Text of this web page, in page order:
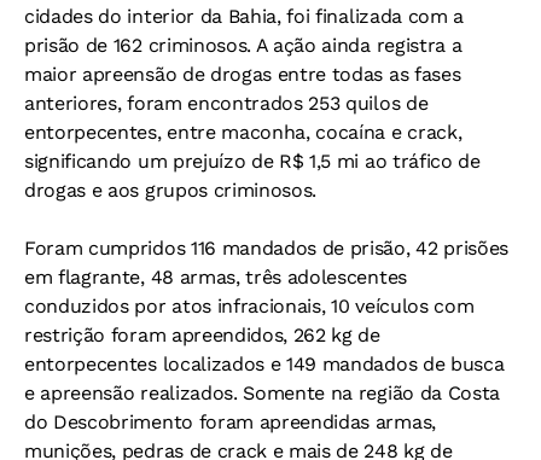
cidades do interior da Bahia, foi finalizada com a
prisão de 162 criminosos. A ação ainda registra a
maior apreensão de drogas entre todas as fases
anteriores, foram encontrados 253 quilos de
entorpecentes, entre maconha, cocaína e crack,
significando um prejuízo de R$ 1,5 mi ao tráfico de
drogas e aos grupos criminosos.
Foram cumpridos 116 mandados de prisão, 42 prisões
em flagrante, 48 armas, três adolescentes
conduzidos por atos infracionais, 10 veículos com
restrição foram apreendidos, 262 kg de
entorpecentes localizados e 149 mandados de busca
e apreensão realizados. Somente na região da Costa
do Descobrimento foram apreendidas armas,
munições, pedras de crack e mais de 248 kg de